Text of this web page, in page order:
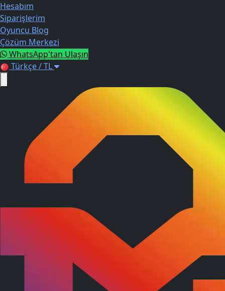
Hesabım
Siparişlerim
Oyuncu Blog
Çözüm Merkezi
WhatsApp'tan Ulaşın
Türkçe / TL